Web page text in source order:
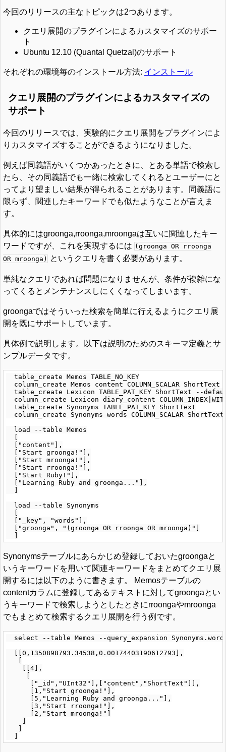
今回のリリースの主なトピックは2つあります。
クエリ展開のプラグインによるカスタマイズのサポー
ト
Ubuntu 12.10 (Quantal Quetzal)のサポート
それぞれの環境毎のインストール方法: インストール
クエリ展開のプラグインによるカスタマイズの
サポート
今回のリリースでは、実験的にクエリ展開をプラグインによ
りカスタマイズすることができるようになりました。
例えば同義語がいくつかあったときに、とある単語で検索し
たら、その同義語でも一緒に検索してくれるとユーザーにと
ってより望ましい結果が得られることがあります。同義語に
限らず、関連したキーワードでも似たようなことが言えま
す。
具体的にはgroonga,rroonga,mroongaは互いに関連したキー
ワードですが、これを実現するには (groonga OR rroonga
OR mroonga)
というクエリを書く必要があります。
単純なクエリであれば問題になりませんが、条件が複雑にな
ってくるとメンテナンスしにくくなってしまいます。
groongaではそういった検索を簡単に行えるようにクエリ展
開を既にサポートしています。
具体例で説明します。以下は説明のためのスキーマ定義とサ
ンプルデータです。
  table_create Memos TABLE_NO_KEY
  column_create Memos content COLUMN_SCALAR ShortText
table_create Lexicon TABLE_PAT_KEY ShortText --
column_create Lexicon diary_content
  table_create Synonyms TABLE_PAT_KEY ShortText
  column_create Synonyms words COLUMN_SCALAR ShortText
  load --table Memos
  ["content"],
  ["Start groonga!"],
  ["Start mroonga!"],
  ["Start rroonga!"],
  ["Start Ruby!"],
  ["Learning Ruby and groonga..."],
  load --table Synonyms
  ["_key", "words"],
  ["groonga", "(groonga OR rroonga OR mroonga)"]
Synonymsテーブルにあらかじめ登録しておいたgroongaと
いうキーワードを用いて関連キーワードをまとめてクエリ展
開するには以下のように書きます。 Memosテーブルの
contentカラムに登録してあるテキストに対してgroongaとい
うキーワードで検索しようとしたときにrroongaやmroonga
でもまとめて検索するクエリ展開を行う例です。
select --table Memos --query_expansion
  [[0,1350898793.34538,0.00174403190612793],
    [[4],
      ["_id","UInt32"],["content","ShortText"]],
      [1,"Start groonga!"],
      [5,"Learning Ruby and groonga..."],
      [3,"Start rroonga!"],
      [2,"Start mroonga!"]